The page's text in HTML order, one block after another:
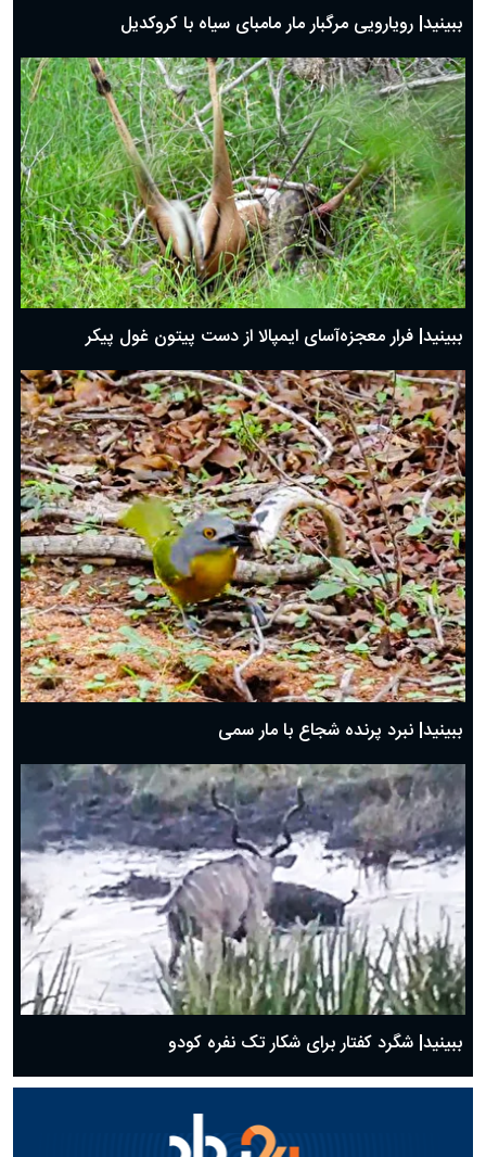
ببینید| رویارویی مرگبار مار مامبای سیاه با کروکدیل
ببینید| فرار معجزه‌آسای ایمپالا از دست پیتون غول پیکر
ببینید| نبرد پرنده شجاع با مار سمی
ببینید| شگرد کفتار برای شکار تک نفره کودو